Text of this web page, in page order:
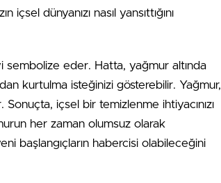
dünyanızı nasıl yansıttığını
sembolize eder. Hatta, yağmur altında
kurtulma isteğinizi gösterebilir. Yağmur,
Sonuçta, içsel bir temizlenme ihtiyacınızı
her zaman olumsuz olarak
başlangıçların habercisi olabileceğini